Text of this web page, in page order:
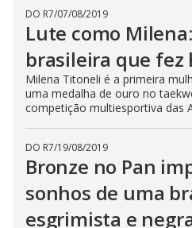
DO R7/07/08/2019
Lute como
brasileira que fez
Milena Titoneli é a primeira
uma medalha de ouro no
competição multiesportiva das
DO R7/19/08/2019
Bronze no Pan
sonhos de uma
esgrimista e